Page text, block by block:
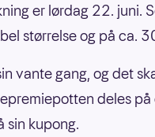
er lørdag 22. juni.
størrelse og på ca.
vante gang, og det
deles
sin kupong.